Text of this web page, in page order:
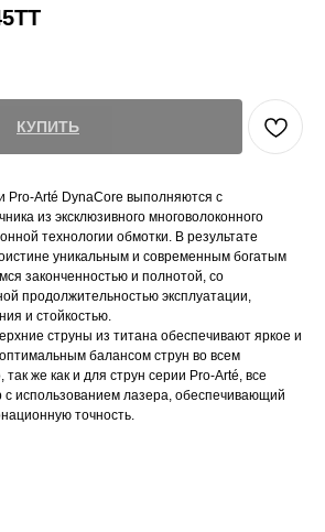
КУПИТЬ
Pro-Arté DynaCore выполняются с
из эксклюзивного многоволоконного
технологии обмотки. В результате
уникальным и современным богатым
законченностью и полнотой, со
продолжительностью эксплуатации,
и стойкостью.
струны из титана обеспечивают яркое и
балансом струн во всем
так же как и для струн серии Pro-Arté, все
с использованием лазера, обеспечивающий
точность.